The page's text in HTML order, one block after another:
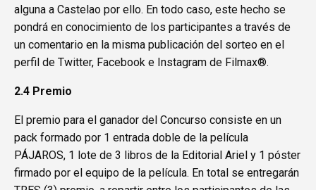
alguna a Castelao por ello. En todo caso, este hecho se
pondrá en conocimiento de los participantes a través de
un comentario en la misma publicación del sorteo en el
perfil de Twitter, Facebook e Instagram de Filmax®.
2.4 Premio
El premio para el ganador del Concurso consiste en un
pack formado por 1 entrada doble de la película
PÁJAROS, 1 lote de 3 libros de la Editorial Ariel y 1 póster
firmado por el equipo de la película. En total se entregarán